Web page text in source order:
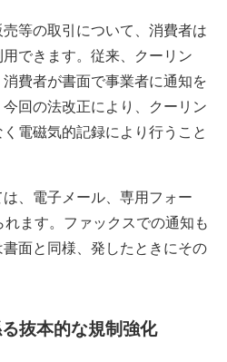
等の取引について、消費者は
できます。従来、クーリン
費者が書面で事業者に通知を
回の法改正により、クーリン
電磁気的記録により行うこと
、電子メール、専用フォー
ます。ファックスでの通知も
面と同様、発したときにその
抜本的な規制強化